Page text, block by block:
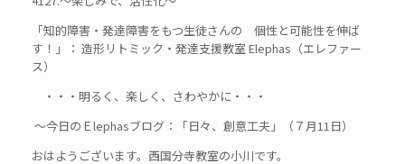
「知的障害・発達障害をもつ生徒さんの 個性と可能性を伸ば
す！」： 造形リトミック・発達支援教室 Elephas（エレファー
ス）
・・・明るく、楽しく、さわやかに・・・
～今日のＥlephasブログ：「日々、創意工夫」（７月11日）
おはようございます。西国分寺教室の小川です。